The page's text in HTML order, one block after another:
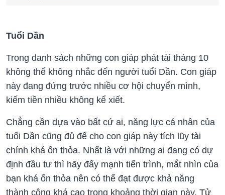
Tuổi Dần
Trong danh sách những con giáp phát tài tháng 10
không thể không nhắc đến người tuổi Dần. Con giáp
này đang đứng trước nhiều cơ hội chuyển mình,
kiếm tiền nhiều không kể xiết.
Chẳng cần dựa vào bất cứ ai, năng lực cá nhân của
tuổi Dần cũng đủ để cho con giáp này tích lũy tài
chính khá ổn thỏa. Nhất là với những ai đang có dự
định đầu tư thì hãy đẩy mạnh tiến trình, mắt nhìn của
bạn khá ổn thỏa nên có thể đạt được khả năng
thành công khá cao trong khoảng thời gian này. Tử